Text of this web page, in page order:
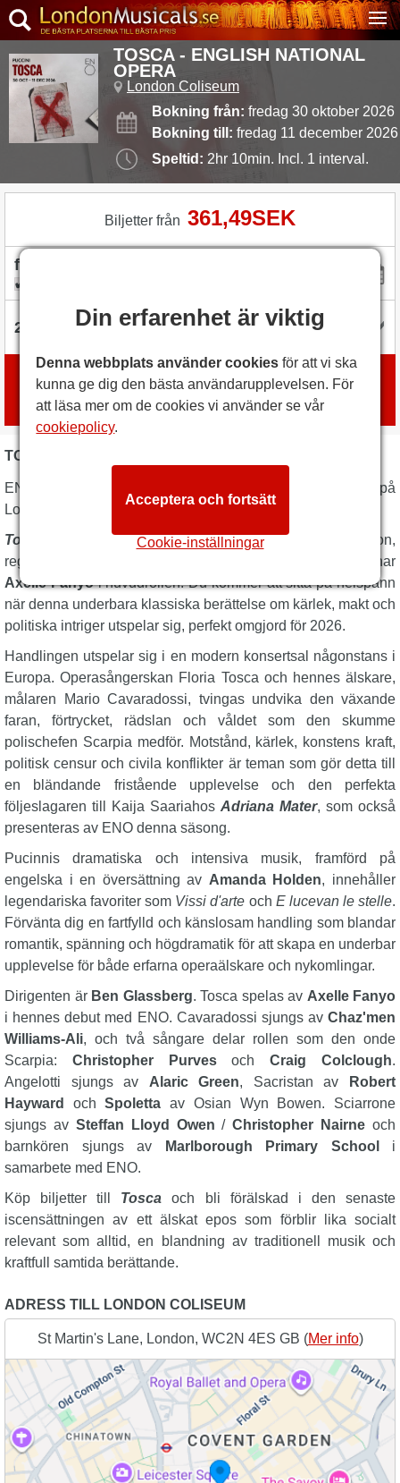
TOSCA - ENGLISH NATIONAL
OPERA
London Coliseum
Bokning från: fredag 30 oktober 2026
Bokning till: fredag 11 december 2026
Speltid: 2hr 10min. Incl. 1 interval.
Biljetter från 361,49SEK
Boka biljetter
medLondon Box Office
TOSCA - ENGLISH NATIONAL OPERA BESKRIVNING
ENO presenterar Puccinis älskade mästerverk
på
London Coliseum.
Tosca
som beskrivs som en gripande nyproduktion,
regisseras denna gång av
och har
Axelle Fanyoi huvudrollen. Du kommer att sitta på helspänn
när denna underbara klassiska berättelse om kärlek, makt och
politiska intriger utspelar sig, perfekt omgjord för 2026.
Handlingen utspelar sig i en modern konsertsal någonstans i
Europa. Operasångerskan Floria Tosca och hennes älskare,
målaren Mario Cavaradossi, tvingas undvika den växande
faran, förtrycket, rädslan och våldet som den skumme
polischefen Scarpia medför. Motstånd, kärlek, konstens kraft,
politisk censur och civila konflikter är teman som gör detta till
en bländande fristående upplevelse och den perfekta
följeslagaren till Kaija Saariahos Adriana Mater, som också
presenteras av ENO denna säsong.
Pucinnis dramatiska och intensiva musik, framförd på
engelska i en översättning av Amanda Holden, innehåller
legendariska favoriter som Vissi d'arte och E lucevan le stelle.
Förvänta dig en fartfylld och känslosam handling som blandar
romantik, spänning och högdramatik för att skapa en underbar
upplevelse för både erfarna operaälskare och nykomlingar.
Dirigenten är Ben Glassberg. Tosca spelas av Axelle Fanyo
i hennes debut med ENO. Cavaradossi sjungs av Chaz'men
Williams-Ali, och två sångare delar rollen som den onde
Scarpia: Christopher PurvesochCraig Colclough.
Angelotti sjungs av Alaric Green, Sacristan av
Robert
Hayward
ochSpoletta av Osian Wyn Bowen. Sciarrone
sjungs av Steffan Lloyd Owen /Christopher Nairne och
barnkören sjungs av
Marlborough Primary School
i
samarbete med ENO.
Köp biljetter till Tosca och bli förälskad i den senaste
iscensättningen av ett älskat epos som förblir lika socialt
relevant som alltid, en blandning av traditionell musik och
kraftfull samtida berättande.
ADRESS TILL LONDON COLISEUM
St Martin's Lane, London, WC2N 4ES GB (Mer info)
Din erfarenhet är viktig
Denna webbplats använder cookies för att vi ska
kunna ge dig den bästa användarupplevelsen. För
att läsa mer om de cookies vi använder se vår
cookiepolicy.
Cookie-inställningar
Acceptera och fortsätt